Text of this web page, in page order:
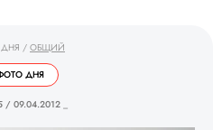
/ ОБЩИЙ
ДНЯ
/ 09.04.2012 _